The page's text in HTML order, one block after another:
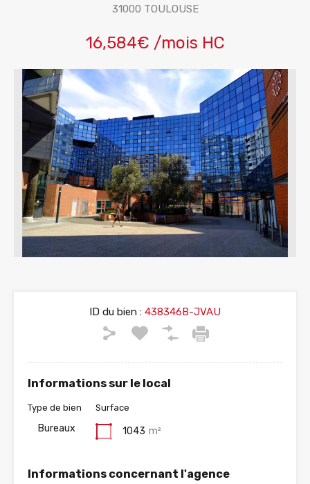
31000 TOULOUSE
16,584€ /mois HC
ID du bien : 438346B-JVAU
Informations sur le local
Type de bien
Bureaux
Surface
1043 m²
Informations concernant l'agence